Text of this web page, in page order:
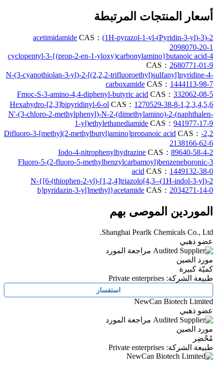
أسعار المنتجات المرتبطة
2-(3-(Pyridin-3-yl)-1H-pyrazol-1-yl)acetimidamide
CAS：
2098070-20-1
4-cyclopentyl-3-{(prop-2-en-1-yloxy)carbonylamino}butanoic acid
CAS：2680771-01-9
N-(3-cyanothiolan-3-yl)-2-[(2,2,2-trifluoroethyl)sulfanyl]pyridine-4-
carboxamide CAS：1444113-98-7
Fmoc-S-3-amino-4,4-diphenyl-butyric acid CAS：332062-08-5
1,2,3,4,5,6-Hexahydro-[2,3]bipyridinyl-6-ol
CAS：1270529-38-8
N'-(3-chloro-2-methylphenyl)-N-2-(dimethylamino)-2-(naphthalen-
1-yl)ethylethanediamide CAS：941977-17-9
2,2-Difluoro-3-[methyl(2-methylbutyl)amino]propanoic acid
CAS：
2138166-62-6
2-Iodo-4-nitrophenylhydrazine
CAS：89640-58-4
3-Fluoro-5-(2-fluoro-5-methylbenzylcarbamoyl)benzeneboronic
acid CAS：1449132-38-0
2-(1H-indol-3-yl)-N-{[6-(thiophen-2-yl)-[1,2,4]triazolo[4,3-
b]pyridazin-3-yl]methyl}acetamide CAS：2034271-14-0
الموردين الموصى بهم
Shanghai Pearlk Chemicals Co., Ltd.
عضو ذهبي
مراجعة المورد
مورد الصين
كميّة كبيرة
طبيعة الشركة: Private enterprises
استفسار
NewCan Biotech Limited
عضو ذهبي
مراجعة المورد
مورد الصين
مُحْضِر
طبيعة الشركة: Private enterprises